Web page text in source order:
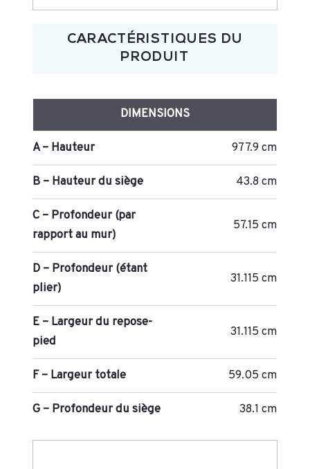
CARACTÉRISTIQUES DU
PRODUIT
DIMENSIONS
A – Hauteur 977.9 cm
B – Hauteur du siège 43.8 cm
C – Profondeur (par
rapport au mur)
57.15 cm
D – Profondeur (étant
plier)
31.115 cm
E – Largeur du repose-
pied
31.115 cm
F – Largeur totale 59.05 cm
G – Profondeur du siège 38.1 cm